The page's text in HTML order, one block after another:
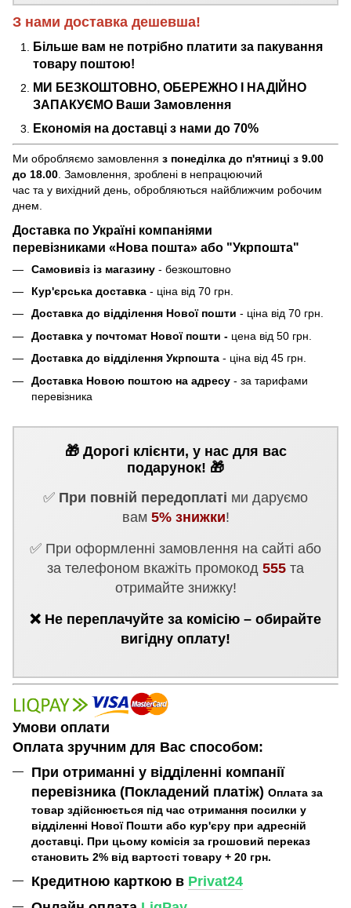
З нами доставка дешевша!
Більше вам не потрібно платити за пакування
товару поштою!
МИ БЕЗКОШТОВНО, ОБЕРЕЖНО І НАДІЙНО
ЗАПАКУЄМО Ваши Замовлення
Економія на доставці з нами до 70%
Ми обробляємо замовлення з понеділка до п'ятниці з 9.00
до 18.00 . Замовлення, зроблені в непрацюючий
час та у вихідний день, обробляються найближчим робочим
днем.
Доставка по Україні компаніями
перевізниками «Нова пошта» або "Укрпошта"
Самовивіз із магазину - безкоштовно
Кур'єрська доставка - ціна від 70 грн.
Доставка до відділення Нової пошти - ціна від 70 грн.
Доставка у почтомат Нової пошти - цена від 50 грн.
Доставка до відділення Укрпошта - ціна від 45 грн.
Доставка Новою поштою на адресу - за тарифами
перевізника
🎁 Дорогі клієнти, у нас для вас
подарунок! 🎁
✅ При повній передоплаті ми даруємо
вам 5% знижки!
✅ При оформленні замовлення на сайті або
за телефоном вкажіть промокод 555 та
отримайте знижку!
❌ Не переплачуйте за комісію – обирайте
вигідну оплату!
Умови оплати
Оплата зручним для Вас способом:
При отриманні у відділенні компанії
перевізника (Покладений платіж) Оплата за
товар здійснюється під час отримання посилки у
відділенні Нової Пошти або кур'єру при адресній
доставці. При цьому комісія за грошовий переказ
становить 2% від вартості товару + 20 грн.
Кредитною карткою в Privat24